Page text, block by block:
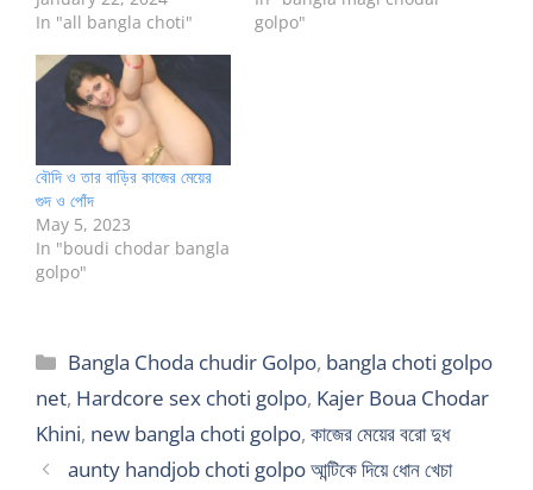
In "all bangla choti"
golpo"
বৌদি ও তার বাড়ির কাজের মেয়ের
গুদ ও পোঁদ
May 5, 2023
In "boudi chodar bangla
golpo"
Categories
Bangla Choda chudir Golpo, bangla choti golpo
net, Hardcore sex choti golpo, Kajer Boua Chodar
Khini, new bangla choti golpo, কাজের মেয়ের বরো দুধ
aunty handjob choti golpo আন্টিকে দিয়ে ধোন খেচা